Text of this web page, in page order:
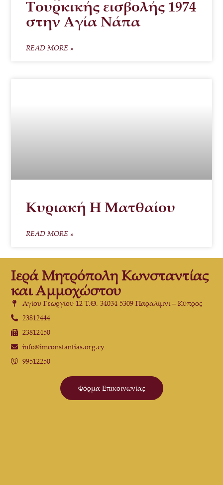
Τουρκικής εισβολής 1974
στην Αγία Νάπα
READ MORE »
Κυριακή Η Ματθαίου
READ MORE »
Ιερά Μητρόπολη Κωνσταντίας
και Αμμοχώστου
Αγίου Γεωργίου 12 Τ.Θ. 34034 5309 Παραλίμνι – Κύπρος
23812444
23812450
info@imconstantias.org.cy
99512250
Φόρμα Επικοινωνίας